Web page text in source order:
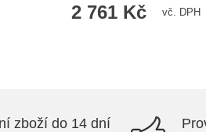
2 761 Kč vč. DPH
zboží do 14 dní